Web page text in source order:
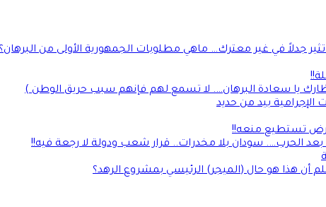
جدلاً في غير معترك… ماهي مطلوبات الجمهورية الأولى من
يا سعادة البرهان…. لا تسمع لهم فإنهم سبب حريق الوطن )
بيد من حديد
تستطيع منعه!!
الحرب…. سودان بلا مخدرات.. قرار شعب ودولة لا رجعة فيه!!
أن هذا هو حال (الميجر) الرئيسي بمشروع الرهد؟